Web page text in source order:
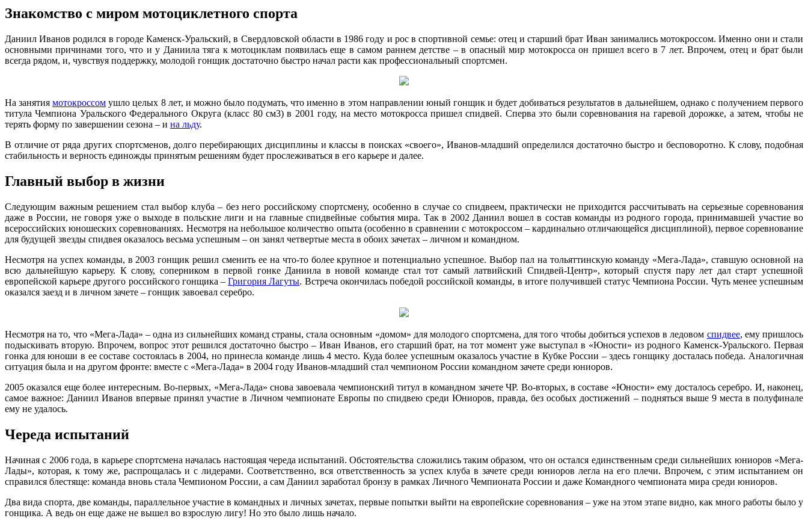
Знакомство с миром мотоциклетного спорта
Даниил Иванов родился в городе Каменск-Уральский, в Свердловской области в 1986 году и рос в спортивной семье: отец и старший брат Иван занимались мотокроссом. Именно они и стали
основными причинами того, что и у Даниила тяга к мотоциклам появилась еще в самом раннем детстве – в опасный мир мотокросса он пришел всего в 7 лет. Впрочем, отец и брат были
всегда рядом, и, чувствуя поддержку, молодой гонщик достаточно быстро начал расти как профессиональный спортсмен.
На занятиямотокроссом ушло целых 8 лет, и можно было подумать, что именно в этом направлении юный гонщик и будет добиваться результатов в дальнейшем, однако с получением первого
титула Чемпиона Уральского Федерального Округа (класс 80 см3) в 2001 году, на место мотокросса пришел спидвей. Сперва это были соревнования на гаревой дорожке, а затем, чтобы не
терять форму по завершении сезона – и на льду.
В отличие от ряда других спортсменов, долго перебирающих дисциплины и классы в поисках «своего», Иванов-младший определился достаточно быстро и бесповоротно. К слову, подобная
стабильность и верность единожды принятым решениям будет прослеживаться в его карьере и далее.
Главный выбор в жизни
Следующим важным решением стал выбор клуба – без него российскому спортсмену, особенно в случае со спидвеем, практически не приходится рассчитывать на серьезные соревнования
даже в России, не говоря уже о выходе в польские лиги и на главные спидвейные события мира. Так в 2002 Даниил вошел в состав команды из родного города, принимавшей участие во
всероссийских юношеских соревнованиях. Несмотря на небольшое количество опыта (особенно в сравнении с мотокроссом – кардинально отличающейся дисциплиной), первое соревнование
для будущей звезды спидвея оказалось весьма успешным – он занял четвертые места в обоих зачетах – личном и командном.
Несмотря на успех команды, в 2003 гонщик решил сменить ее на что-то более крупное и потенциально успешное. Выбор пал на тольяттинскую команду «Мега-Лада», ставшую основной на
всю дальнейшую карьеру. К слову, соперником в первой гонке Даниила в новой команде стал тот самый латвийский Спидвей-Центр», который спустя пару лет дал старт успешной
европейской карьере другого российского гонщика –Григория Лагуты. Встреча окончилась победой российской команды, в итоге получившей статус Чемпиона России. Чуть менее успешным
оказался заезд и в личном зачете – гонщик завоевал серебро.
Несмотря на то, что «Мега-Лада» – одна из сильнейших команд страны, стала основным «домом» для молодого спортсмена, для того чтобы добиться успехов в ледовом спидвее, ему пришлось
подыскивать вторую. Впрочем, вопрос этот решился достаточно быстро – Иван Иванов, его старший брат, на тот момент уже выступал в «Юности» из родного Каменск-Уральского. Первая
гонка для юноши в ее составе состоялась в 2004, но принесла команде лишь 4 место. Куда более успешным оказалось участие в Кубке России – здесь гонщику досталась победа. Аналогичная
ситуация была и на другом фронте: вместе с «Мега-Лада» в 2004 году Иванов-младший стал чемпионом России командном зачете среди юниоров.
2005 оказался еще более интересным. Во-первых, «Мега-Лада» снова завоевала чемпионский титул в командном зачете ЧР. Во-вторых, в составе «Юности» ему досталось серебро. И, наконец,
самое важное: Даниил Иванов впервые принял участие в Личном чемпионате Европы по спидвею среди Юниоров, правда, без особых достижений – подняться выше 9 места в полуфинале
ему не удалось.
Череда испытаний
Начиная с 2006 года, в карьере спортсмена началась настоящая череда испытаний. Обстоятельства сложились таким образом, что он остался единственным среди сильнейших юниоров «Мега-
Лады», которая, к тому же, распрощалась и с лидерами. Соответственно, вся ответственность за успех клуба в зачете среди юниоров легла на его плечи. Впрочем, с этим испытанием он
справился блестяще: команда вновь стала Чемпионом России, а сам Даниил заработал бронзу в рамках Личного Чемпионата России и даже Командного чемпионата мира среди юниоров.
Два вида спорта, две команды, параллельное участие в командных и личных зачетах, первые попытки выйти на европейские соревнования – уже на этом этапе видно, как много работы было у
гонщика. А ведь он еще даже не вышел во взрослую лигу! Но это было лишь начало.